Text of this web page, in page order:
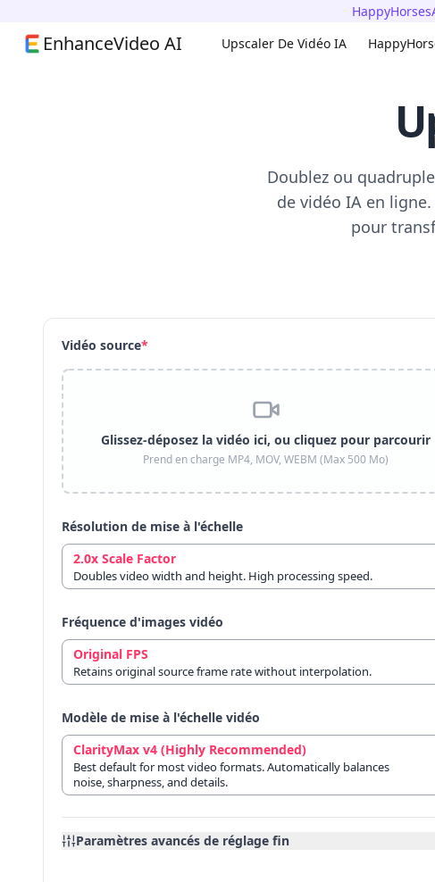
EnhanceVideo AI Upscaler De Vidéo IA
Doublez ou
de vidéo IA en
pour
Vidéo source*
Glissez-déposez la vidéo ici, ou cliquez pour parcourir
Prend en charge MP4, MOV, WEBM (Max 500 Mo)
Résolution de mise à l'échelle
2.0x Scale Factor
Doubles video width and height. High processing speed.
Fréquence d'images vidéo
Original FPS
Retains original source frame rate without interpolation.
Modèle de mise à l'échelle vidéo
ClarityMax v4 (Highly Recommended)
Best default for most video formats. Automatically balances
noise, sharpness, and details.
Paramètres avancés de réglage fin